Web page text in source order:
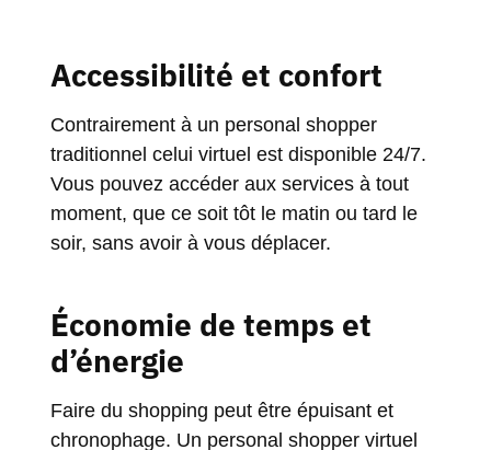
Accessibilité et confort
Contrairement à un personal shopper
traditionnel celui virtuel est disponible 24/7.
Vous pouvez accéder aux services à tout
moment, que ce soit tôt le matin ou tard le
soir, sans avoir à vous déplacer.
Économie de temps et
d’énergie
Faire du shopping peut être épuisant et
chronophage. Un personal shopper virtuel